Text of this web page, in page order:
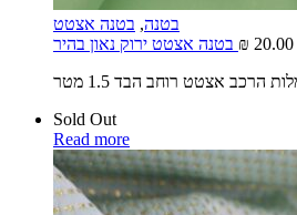
בטנה, בטנה אצטט
₪ 20.00
אצטט רוחב הבד 1.5 מטר
Sold Out
Read more